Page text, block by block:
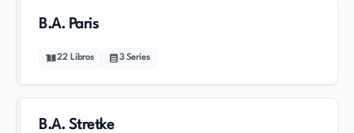
B.A. Paris
22 Libros 3 Series
B.A. Stretke